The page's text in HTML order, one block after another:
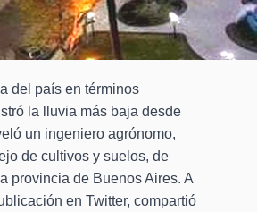
del país en términos
la lluvia más baja desde
un ingeniero agrónomo,
de cultivos y suelos, de
provincia de Buenos Aires. A
en Twitter, compartió